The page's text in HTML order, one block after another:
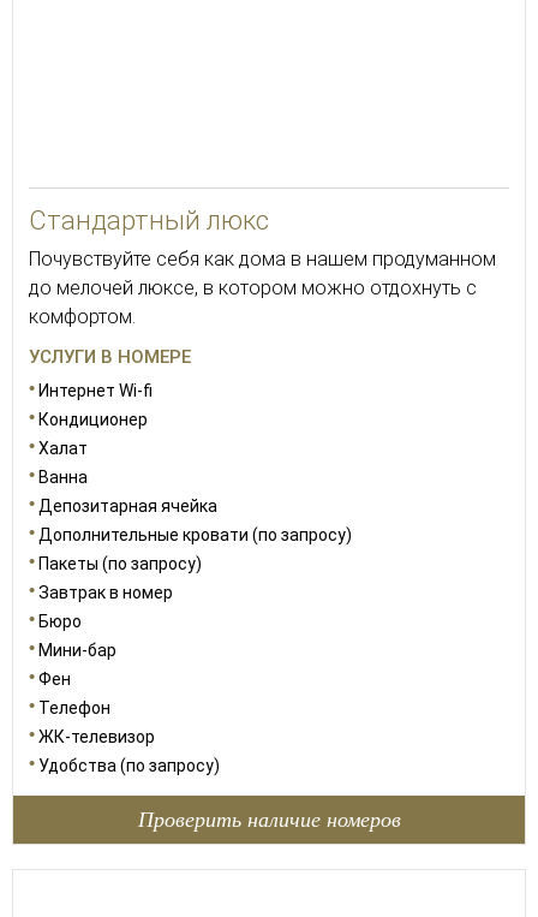
Стандартный люкс
Почувствуйте себя как дома в нашем продуманном
до мелочей люксе, в котором можно отдохнуть с
комфортом.
УСЛУГИ В НОМЕРЕ
Интернет Wi-fi
Кондиционер
Халат
Ванна
Депозитарная ячейка
Дополнительные кровати (по запросу)
Пакеты (по запросу)
Завтрак в номер
Бюро
Мини-бар
Фен
Телефон
ЖК-телевизор
Удобства (по запросу)
Проверить наличие номеров